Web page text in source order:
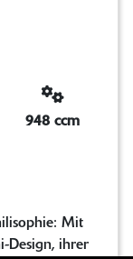
948 ccm
Mit
Design, ihrer